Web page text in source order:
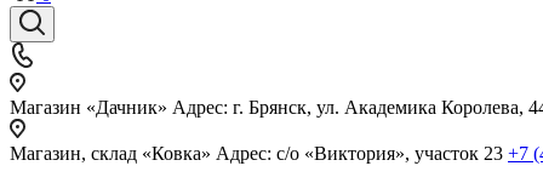
Магазин «Дачник» Адрес: г. Брянск, ул. Академика Королева,
Магазин, склад «Ковка» Адрес: с/о «Виктория», участок 23 +7